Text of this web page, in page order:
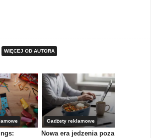
WIĘCEJ OD AUTORA
Gadżety reklamowe
Nowa era jedzenia poza